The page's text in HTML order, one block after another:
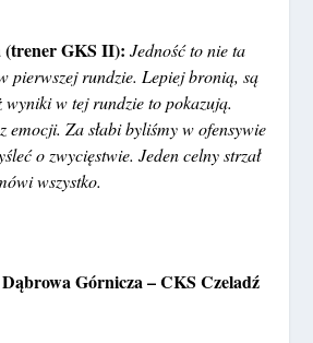
(trener GKS II):Jedność to nie ta
pierwszej rundzie. Lepiej bronią, są
wyniki w tej rundzie to pokazują.
emocji. Za słabi byliśmy w ofensywie
o zwycięstwie. Jeden celny strzał
wszystko.
Górnicza – CKS Czeladź